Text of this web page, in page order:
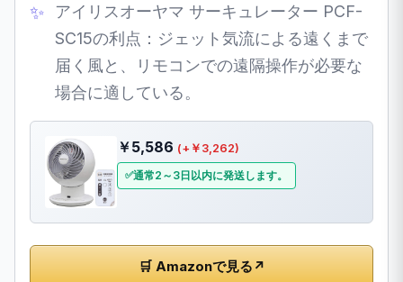
アイリスオーヤマ サーキュレーター PCF-
SC15の利点：ジェット気流による遠くまで
届く風と、リモコンでの遠隔操作が必要な
場合に適している。
￥5,586 (+￥3,262)
通常2～3日以内に発送します。
🛒 Amazonで見る ↗